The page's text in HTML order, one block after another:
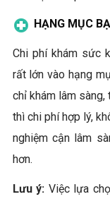
HẠNG MỤC
Chi phí khám sức
rất lớn vào hạng
chỉ khám lâm
thì chi phí hợp lý,
nghiệm cận lâm
hơn.
Lưu ý: Việc lựa